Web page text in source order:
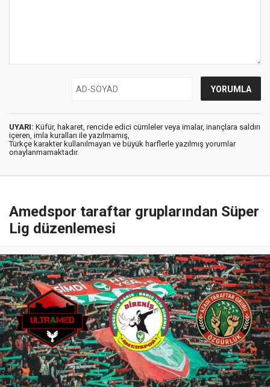
UYARI: Küfür, hakaret, rencide edici cümleler veya imalar, inançlara saldırı
içeren, imla kuralları ile yazılmamış,
Türkçe karakter kullanılmayan ve büyük harflerle yazılmış yorumlar
onaylanmamaktadır.
Amedspor taraftar gruplarından Süper
Lig düzenlemesi